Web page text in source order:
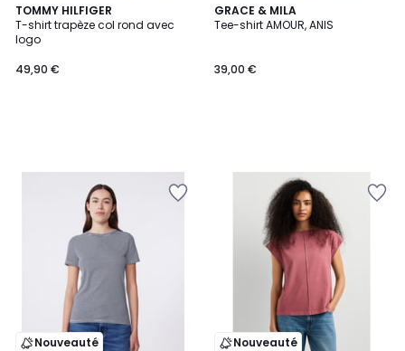
TOMMY HILFIGER
T-shirt trapèze col rond avec
logo
49,90 €
GRACE & MILA
Tee-shirt AMOUR, ANIS
39,00 €
Nouveauté Nouveauté